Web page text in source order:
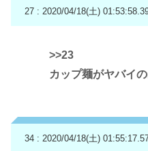
27 : 2020/04/18(土)
>>23
カップ麺がヤバイ
34 : 2020/04/18(土)